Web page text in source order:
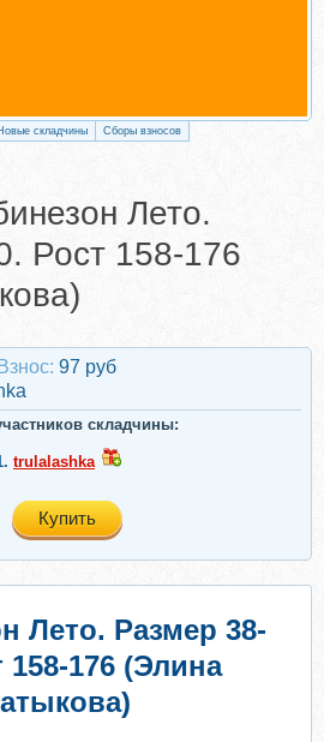
складчины
Сборы взносов
Лето.
Рост 158-176
Взнос: 97 руб
складчины:
trulalashka
Купить
Лето. Размер 38-
158-176 (Элина